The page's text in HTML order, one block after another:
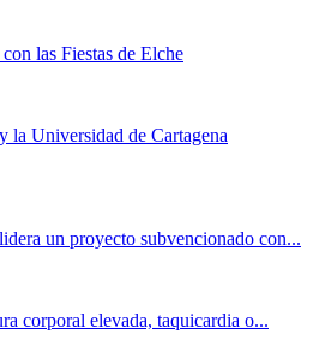
las Fiestas de Elche
Universidad de Cartagena
un proyecto subvencionado con...
corporal elevada, taquicardia o...